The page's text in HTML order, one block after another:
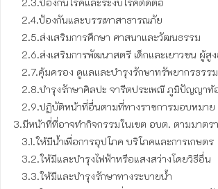
3.มีหน้าที่ที่อาจทำกิจกรรมในเขต อบต. ตามมาตร